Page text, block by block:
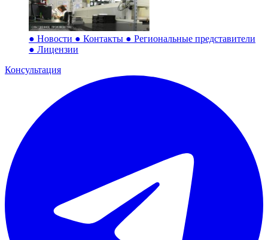
● Новости ● Контакты ● Региональные представители
● Лицензии
Консультация